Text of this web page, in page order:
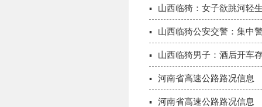
山西临猗：女子欲跳河轻
山西临猗公安交警：集中
山西临猗男子：酒后开车
河南省高速公路路况信息
河南省高速公路路况信息